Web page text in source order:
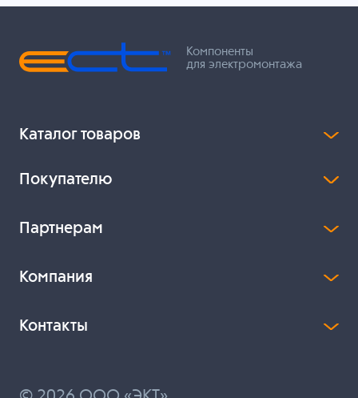
Компоненты
для электромонтажа
Каталог товаров
Покупателю
Партнерам
Компания
Контакты